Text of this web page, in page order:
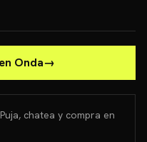
Onda→
chatea y compra en